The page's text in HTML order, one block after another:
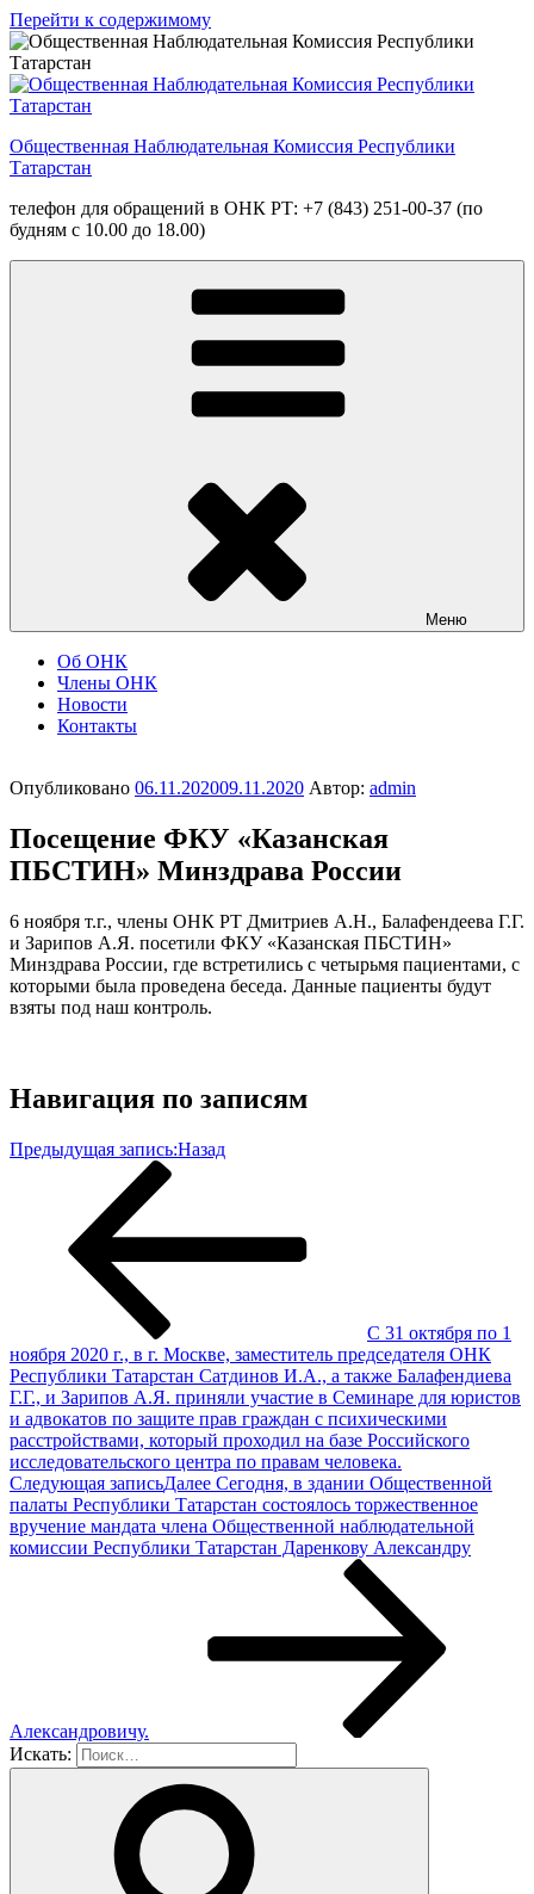
Перейти к содержимому
Общественная Наблюдательная Комиссия Республики
Татарстан
телефон для обращений в ОНК РТ: +7 (843) 251-00-37 (по
будням с 10.00 до 18.00)
Меню
Об ОНК
Члены ОНК
Новости
Контакты
Опубликовано 06.11.202009.11.2020 Автор: admin
Посещение ФКУ «Казанская
ПБСТИН» Минздрава России
6 ноября т.г., члены ОНК РТ Дмитриев А.Н., Балафендеева Г.Г.
и Зарипов А.Я. посетили ФКУ «Казанская ПБСТИН»
Минздрава России, где встретились с четырьмя пациентами, с
которыми была проведена беседа. Данные пациенты будут
взяты под наш контроль.
Навигация по записям
Предыдущая запись:Назад
С 31 октября по 1
ноября 2020 г., в г. Москве, заместитель председателя ОНК
Республики Татарстан Сатдинов И.А., а также Балафендиева
Г.Г., и Зарипов А.Я. приняли участие в Семинаре для юристов
и адвокатов по защите прав граждан с психическими
расстройствами, который проходил на базе Российского
исследовательского центра по правам человека.
Следующая записьДалее Сегодня, в здании Общественной
палаты Республики Татарстан состоялось торжественное
вручение мандата члена Общественной наблюдательной
комиссии Республики Татарстан Даренкову Александру
Александровичу.
Искать: